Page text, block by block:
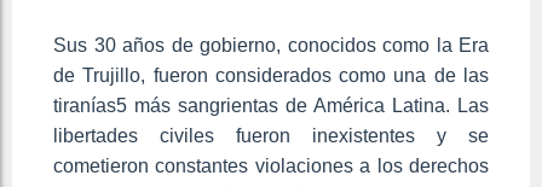
Sus 30 años de gobierno, conocidos como la Era
de Trujillo, fueron considerados como una de las
tiranías5​ más sangrientas de América Latina. Las
libertades civiles fueron inexistentes y se
cometieron constantes violaciones a los derechos